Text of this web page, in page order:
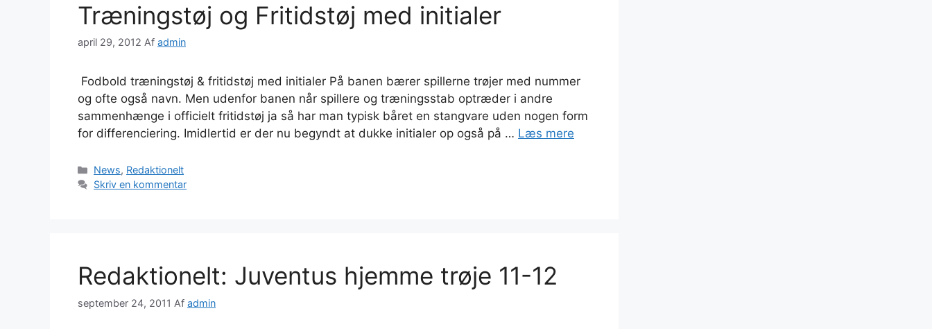
Træningstøj og Fritidstøj med initialer
april 29, 2012 Af admin
Fodbold træningstøj & fritidstøj med initialer På banen bærer spillerne trøjer med nummer
og ofte også navn. Men udenfor banen når spillere og træningsstab optræder i andre
sammenhænge i officielt fritidstøj ja så har man typisk båret en stangvare uden nogen form
for differenciering. Imidlertid er der nu begyndt at dukke initialer op også på … Læs mere
Kategorier
News, Redaktionelt
Skriv en kommentar
Redaktionelt: Juventus hjemme trøje 11-12
september 24, 2011 Af admin